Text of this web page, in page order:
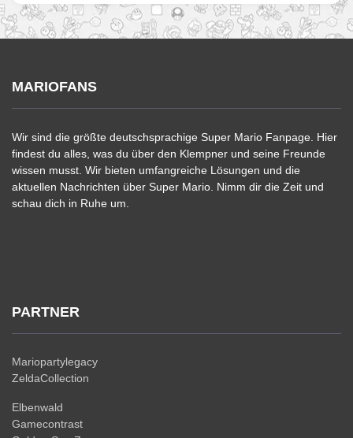
MARIOFANS
Wir sind die größte deutschsprachige Super Mario Fanpage. Hier
findest du alles, was du über den Klempner und seine Freunde
wissen musst. Wir bieten umfangreiche Lösungen und die
aktuellen Nachrichten über Super Mario. Nimm dir die Zeit und
schau dich in Ruhe um.
PARTNER
Mariopartylegacy
ZeldaCollection
Elbenwald
Gamecontrast